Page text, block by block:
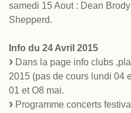
samedi 15 Aout : Dean
Shepperd.
Info du 24 Avril 2015
Dans la page info clubs
2015 (pas de cours lundi 04
01 et O8 mai.
Programme concerts